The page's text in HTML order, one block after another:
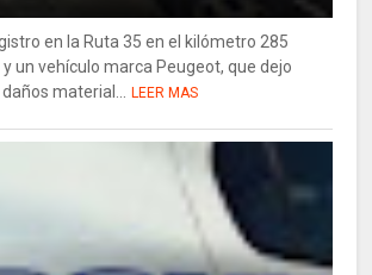
en la Ruta 35 en el kilómetro 285
un vehículo marca Peugeot, que dejo
material...
LEER MAS